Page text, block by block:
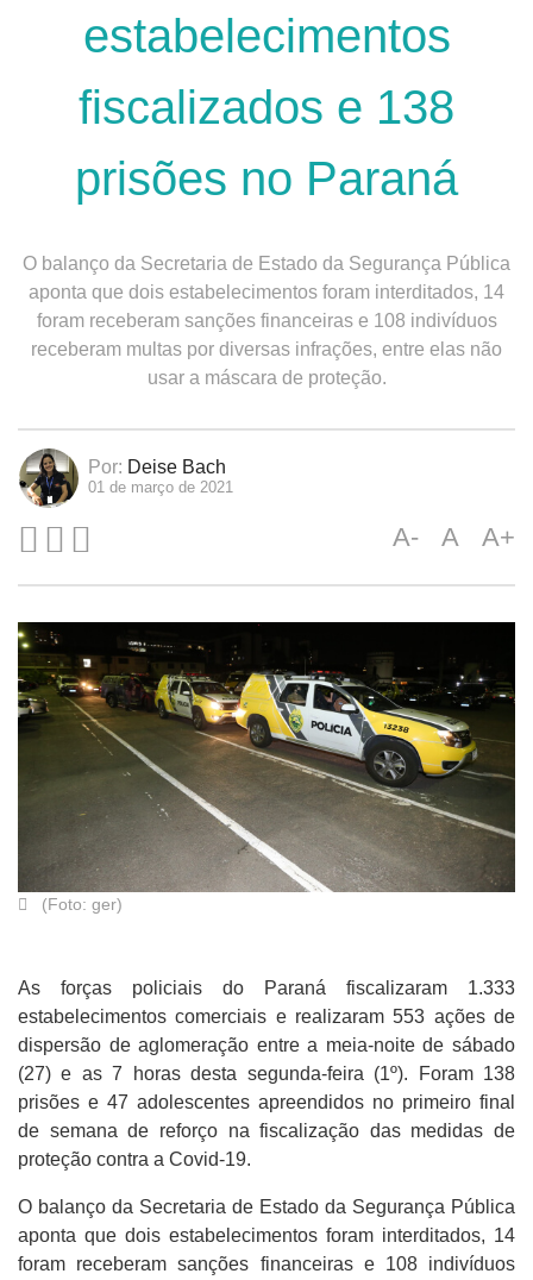
estabelecimentos
fiscalizados e 138
prisões no Paraná
O balanço da Secretaria de Estado da Segurança Pública
aponta que dois estabelecimentos foram interditados, 14
foram receberam sanções financeiras e 108 indivíduos
receberam multas por diversas infrações, entre elas não
usar a máscara de proteção.
Por: Deise Bach
01 de março de 2021
A- A A+
(Foto: ger)
As forças policiais do Paraná fiscalizaram 1.333
estabelecimentos comerciais e realizaram 553 ações de
dispersão de aglomeração entre a meia-noite de sábado
(27) e as 7 horas desta segunda-feira (1º). Foram 138
prisões e 47 adolescentes apreendidos no primeiro final
de semana de reforço na fiscalização das medidas de
proteção contra a Covid-19.
O balanço da Secretaria de Estado da Segurança Pública
aponta que dois estabelecimentos foram interditados, 14
foram receberam sanções financeiras e 108 indivíduos